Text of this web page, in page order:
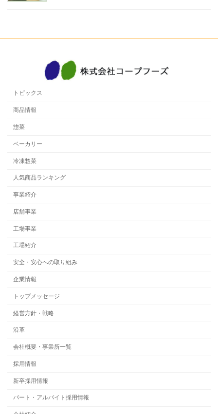
トピックス
商品情報
惣菜
ベーカリー
冷凍惣菜
人気商品ランキング
事業紹介
店舗事業
工場事業
工場紹介
安全・安心への取り組み
企業情報
トップメッセージ
経営方針・戦略
沿革
会社概要・事業所一覧
採用情報
新卒採用情報
パート・アルバイト採用情報